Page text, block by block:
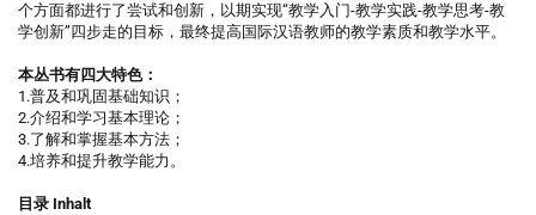
个方面都进行了尝试和创新，以期实现“教学入门-教学实践-教学思考-教
学创新”四步走的目标，最终提高国际汉语教师的教学素质和教学水平。
本丛书有四大特色：
1.普及和巩固基础知识；
2.介绍和学习基本理论；
3.了解和掌握基本方法；
4.培养和提升教学能力。
目录 Inhalt